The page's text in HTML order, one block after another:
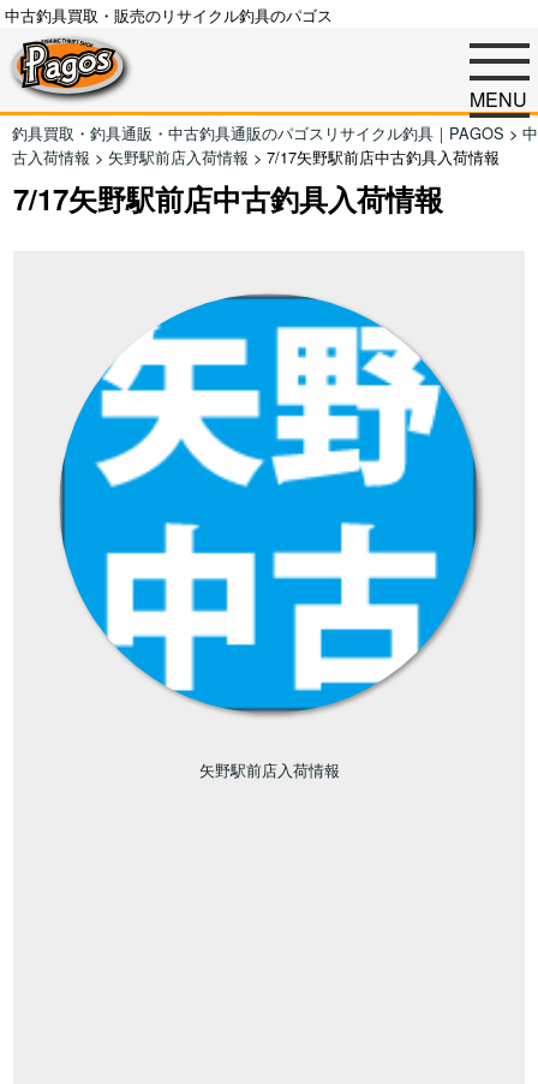
中古釣具買取・販売のリサイクル釣具のパゴス
MENU
釣具買取・釣具通販・中古釣具通販のパゴスリサイクル釣具｜PAGOS > 中
古入荷情報 > 矢野駅前店入荷情報 > 7/17矢野駅前店中古釣具入荷情報
7/17矢野駅前店中古釣具入荷情報
矢野駅前店入荷情報